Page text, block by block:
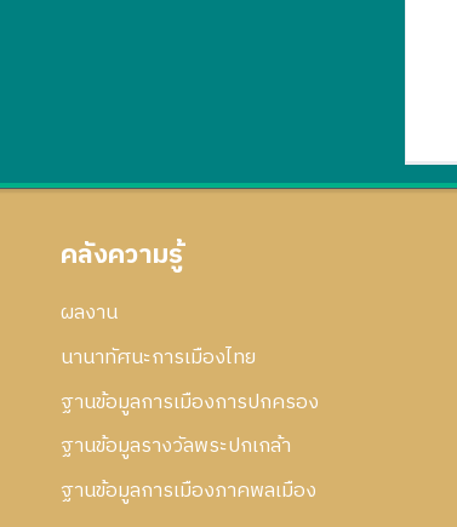
คลังความรู้
ผลงาน
นานาทัศนะการเมืองไทย
ฐานข้อมูลการเมืองการปกครอง
ฐานข้อมูลรางวัลพระปกเกล้า
ฐานข้อมูลการเมืองภาคพลเมือง